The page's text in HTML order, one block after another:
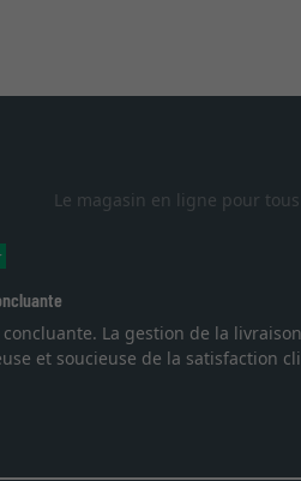
Le magasin en ligne pour
La gestion de la
et soucieuse de la satisfaction